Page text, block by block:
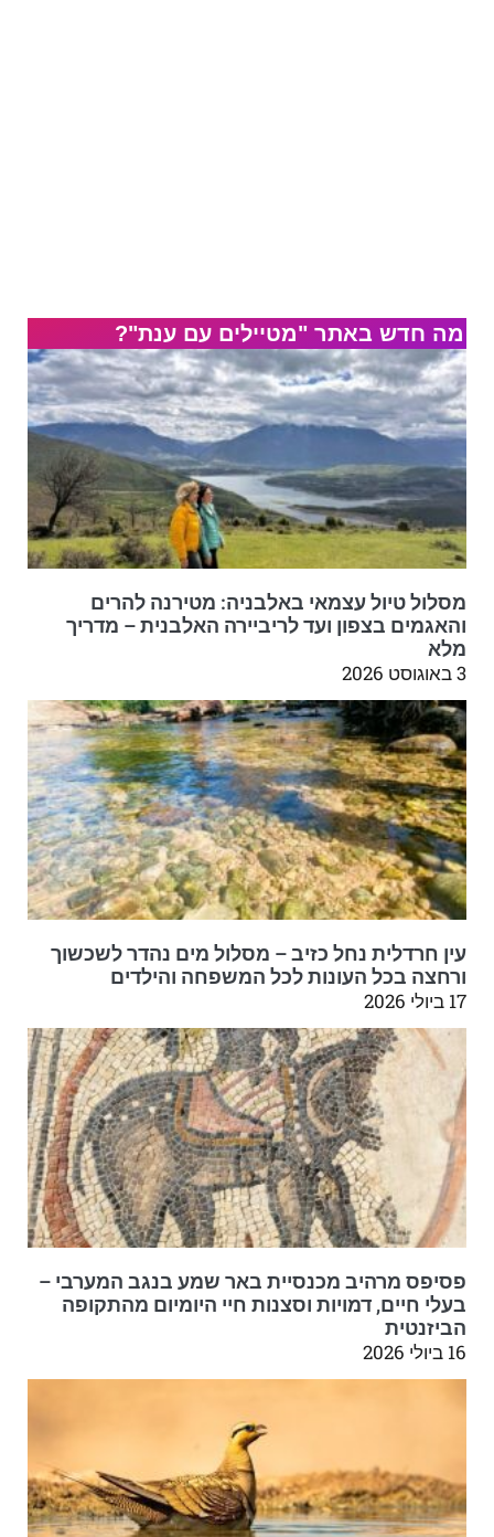
מה חדש באתר "מטיילים עם ענת"?
מסלול טיול עצמאי באלבניה: מטירנה להרים
והאגמים בצפון ועד לריביירה האלבנית – מדריך
מלא
3 באוגוסט 2026
עין חרדלית נחל כזיב – מסלול מים נהדר לשכשוך
ורחצה בכל העונות לכל המשפחה והילדים
17 ביולי 2026
פסיפס מרהיב מכנסיית באר שמע בנגב המערבי –
בעלי חיים, דמויות וסצנות חיי היומיום מהתקופה
הביזנטית
16 ביולי 2026